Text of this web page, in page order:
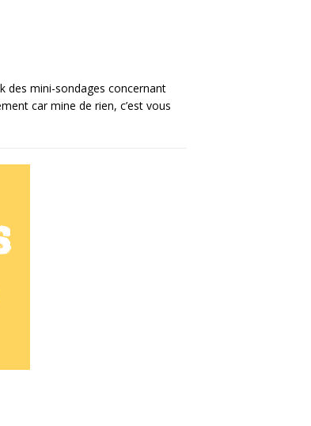
des mini-sondages concernant
car mine de rien, c’est vous